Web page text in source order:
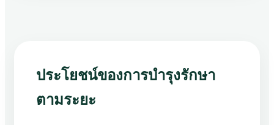
ประโยชน์ของการบำรุงรักษา
ตามระยะ